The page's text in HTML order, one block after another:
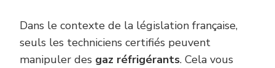
Dans le contexte de la législation française,
seuls les techniciens certifiés peuvent
manipuler des gaz réfrigérants. Cela vous